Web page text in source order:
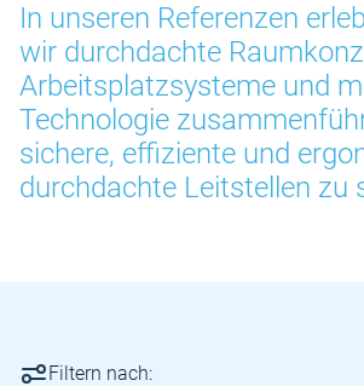
In unseren Referenzen
wir durchdachte
Arbeitsplatzsysteme und
Technologie
sichere, effiziente und
durchdachte Leitstellen zu
Filtern nach: